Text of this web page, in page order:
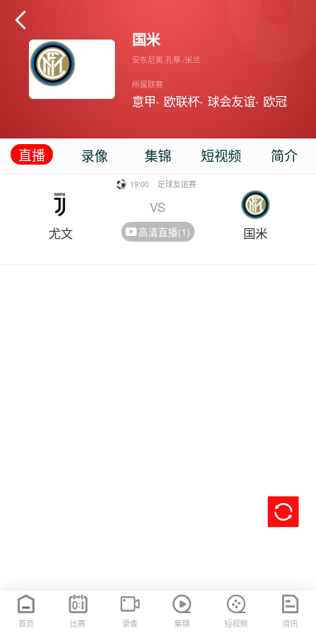

国米
安东尼奥.孔蒂/米兰
所属联赛
意甲、 欧联杯、球会友谊、 欧冠
直播 录像 集锦 短视频 简介
19:00 足球友谊赛
尤文
VS
高清直播(1) 国米
首页 比赛 录像 集锦 短视频 资讯